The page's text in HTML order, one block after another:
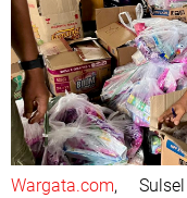
Wargata.com,